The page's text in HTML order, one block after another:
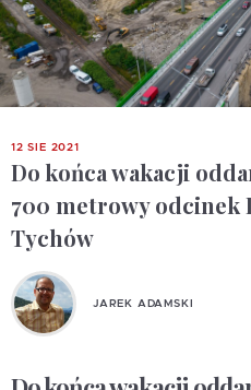
12 SIE 2021
Do końca wakacji
700 metrowy odcinek
Tychów
JAREK ADAMSKI